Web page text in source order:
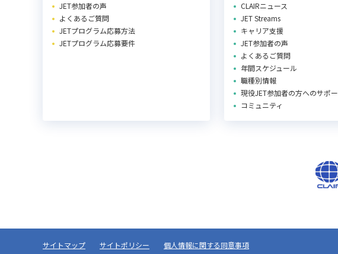
JET参加者の声
よくあるご質問
JETプログラム応募方法
JETプログラム応募要件
CLAIRニュース
JET Streams
キャリア支援
JET参加者の声
よくあるご質問
年間スケジュール
職種別情報
現役JET参加者の方へのサポ
コミュニティ
サイトマップ サイトポリシー 個人情報に関する同意事項